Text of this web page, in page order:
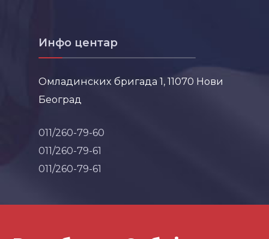
Инфо центар
Омладинских бригада 1, 11070 Нови
Београд
011/260-79-60
011/260-79-61
011/260-79-61